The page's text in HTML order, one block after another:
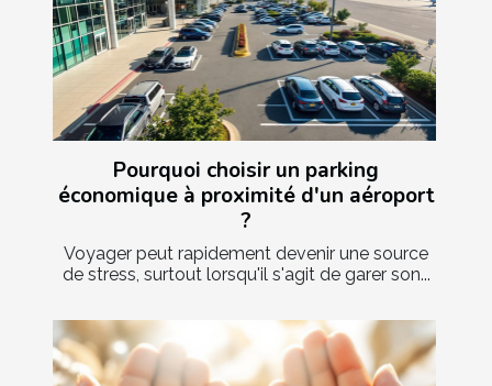
Pourquoi choisir un parking
économique à proximité d'un aéroport
?
Voyager peut rapidement devenir une source
de stress, surtout lorsqu'il s'agit de garer son...